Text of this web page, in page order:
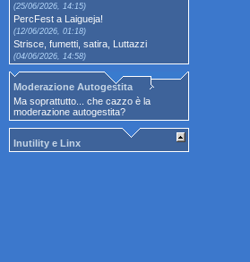
(25/06/2026, 14:15)
PercFest a Laigueja!
(12/06/2026, 01:18)
Strisce, fumetti, satira, Luttazzi
(04/06/2026, 14:58)
Moderazione Autogestita
Ma soprattutto... che cazzo è la
moderazione autogestita?
Inutility e Linx